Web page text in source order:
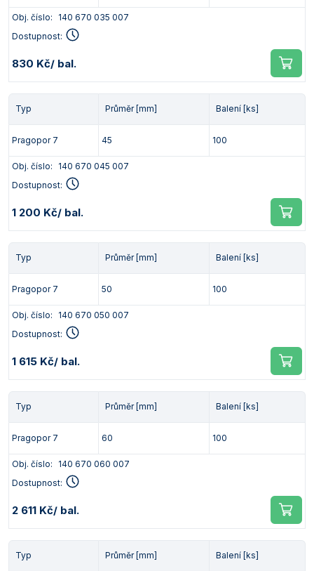
Obj. číslo:
140 670 035 007
Dostupnost:
830 Kč/ bal.
Typ Průměr [mm] Balení [ks]
Pragopor 7 45 100
Obj. číslo:
140 670 045 007
Dostupnost:
1 200 Kč/ bal.
Typ Průměr [mm] Balení [ks]
Pragopor 7 50 100
Obj. číslo:
140 670 050 007
Dostupnost:
1 615 Kč/ bal.
Typ Průměr [mm] Balení [ks]
Pragopor 7 60 100
Obj. číslo:
140 670 060 007
Dostupnost:
2 611 Kč/ bal.
Typ Průměr [mm] Balení [ks]